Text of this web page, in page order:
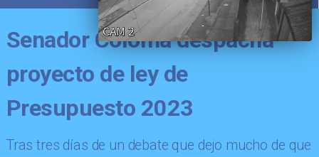
Senador Coloma despacha
proyecto de ley de
Presupuesto 2023
Tras tres días de un debate que dejo mucho de que